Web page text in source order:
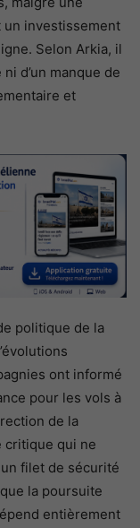
investissement
Selon Arkia, il
d’un manque de
et
politique de la
ont informé
pour les vols à
de la
critique qui ne
filet de sécurité
la poursuite
entièrement